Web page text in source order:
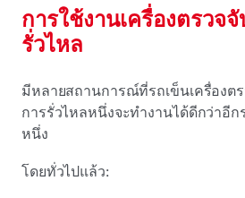
การใช้งานเครื่องตรวจ
รั่วไหล
มีหลายสถานการณ์ที่รถเข็นเครื่องต
การรั่วไหลหนึ่งจะทํางานได้ดีกว่าอีก
หนึ่ง
โดยทั่วไปแล้ว: